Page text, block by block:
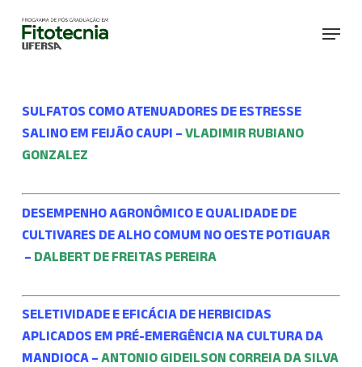
main
Menu
SULFATOS COMO ATENUADORES DE ESTRESSE
SALINO EM FEIJÃO CAUPI – VLADIMIR RUBIANO
GONZALEZ
DESEMPENHO AGRONÔMICO E QUALIDADE DE
CULTIVARES DE ALHO COMUM NO OESTE POTIGUAR
– DALBERT DE FREITAS PEREIRA
SELETIVIDADE E EFICÁCIA DE HERBICIDAS
APLICADOS EM PRÉ-EMERGÊNCIA NA CULTURA DA
MANDIOCA – ANTONIO GIDEILSON CORREIA DA SILVA